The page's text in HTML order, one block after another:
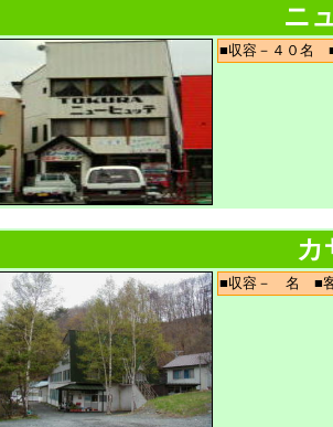
ニ
■収容－４０名
カ
■収容－ 名 ■